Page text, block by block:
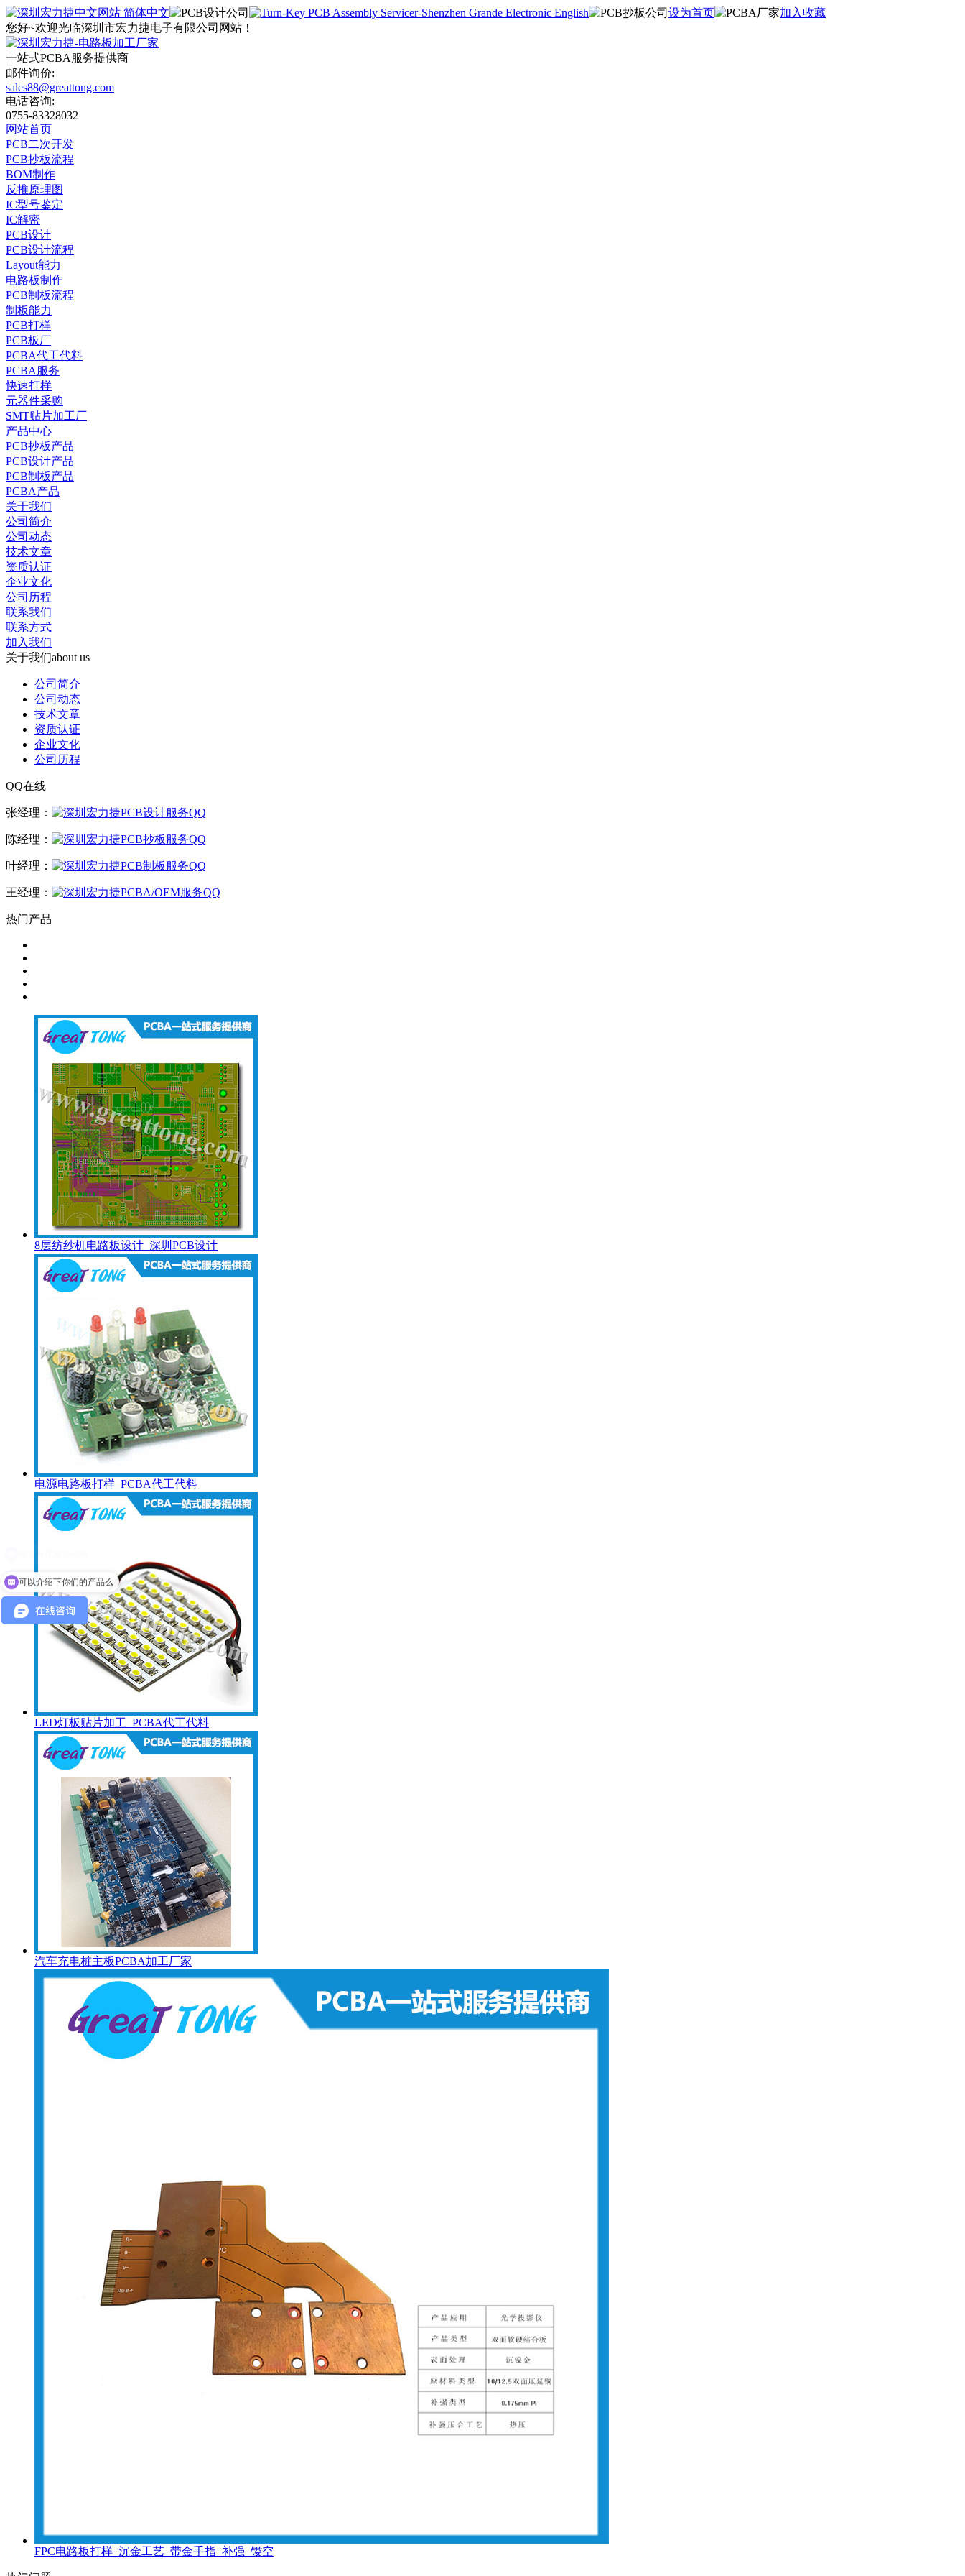
简体中文 English 设为首页
加入收藏
您好~欢迎光临深圳市宏力捷电子有限公司网站！
一站式PCBA 服务提供商
邮件询价:
sales88@greattong.com
电话咨询:
0755-83328032
网站首页
PCB二次开发
PCB抄板流程
BOM制作
反推原理图
IC型号鉴定
IC解密
PCB设计
PCB设计流程
Layout能力
电路板制作
PCB制板流程
制板能力
PCB打样
PCB板厂
PCBA代工代料
PCBA服务
快速打样
元器件采购
SMT贴片加工厂
产品中心
PCB抄板产品
PCB设计产品
PCB制板产品
PCBA产品
关于我们
公司简介
公司动态
技术文章
资质认证
企业文化
公司历程
联系我们
联系方式
加入我们
关于我们about us
公司简介
公司动态
技术文章
资质认证
企业文化
公司历程
QQ在线
张经理：
陈经理：
叶经理：
王经理：
热门产品
8层纺纱机电路板设计_深圳PCB设计
电源电路板打样_PCBA代工代料
LED灯板贴片加工_PCBA代工代料
汽车充电桩主板PCBA加工厂家
FPC电路板打样_沉金工艺_带金手指_补强_镂空
可以介绍下你们的产品么